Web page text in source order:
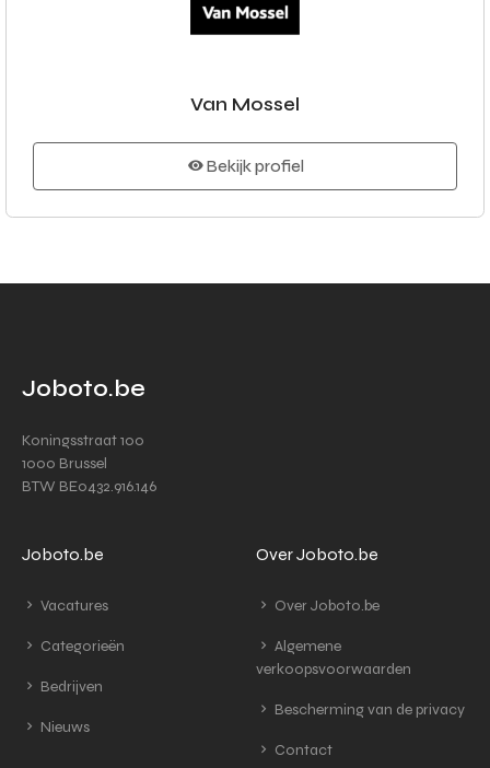
Van Mossel
Bekijk profiel
Joboto.be
Koningsstraat 100
1000 Brussel
BTW BE0432.916.146
Joboto.be
Vacatures
Categorieën
Bedrijven
Nieuws
Over Joboto.be
Over Joboto.be
Algemene
verkoopsvoorwaarden
Bescherming van de privacy
Contact